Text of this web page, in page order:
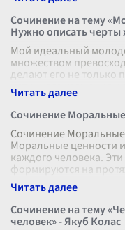
Сочинение на тему
Нужно описать черты
Мой идеальный
множеством
делают его не
истинного уважения и
Сочинение
Сочинение
Моральные ценности
каждого человека.
формируются на
Сочинение на тему
человек» - Якуб Колас